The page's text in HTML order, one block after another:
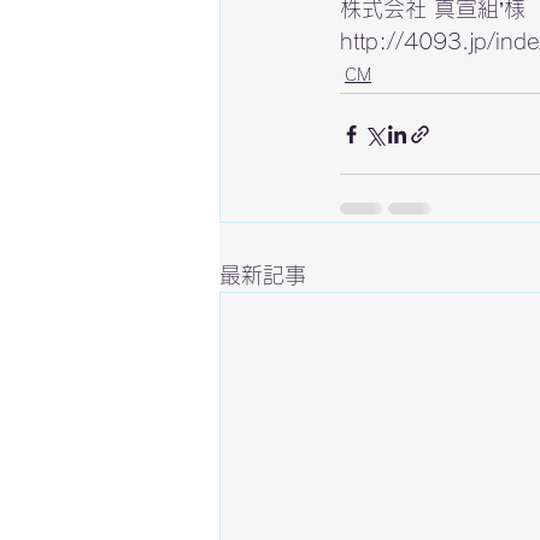
http://4093.jp/
CM
最新記事